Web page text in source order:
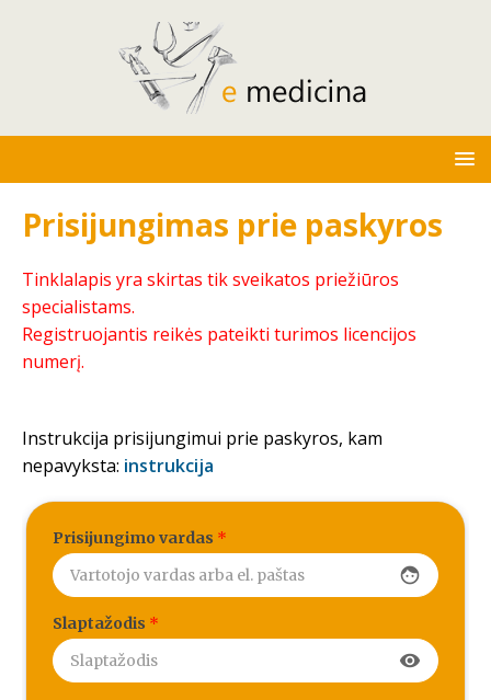
Prisijungimas prie paskyros
Tinklalapis yra skirtas tik sveikatos priežiūros
specialistams.
Registruojantis reikės pateikti turimos licencijos
numerį.
Instrukcija prisijungimui prie paskyros, kam
nepavyksta: instrukcija
Prisijungimo vardas *
face
Slaptažodis *
visibility